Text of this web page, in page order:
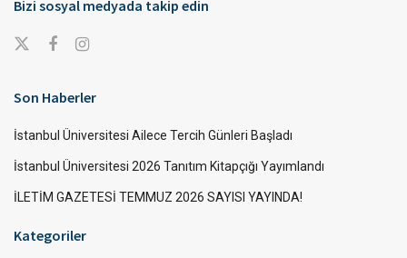
Bizi sosyal medyada takip edin
Son Haberler
İstanbul Üniversitesi Ailece Tercih Günleri Başladı
İstanbul Üniversitesi 2026 Tanıtım Kitapçığı Yayımlandı
İLETİM GAZETESİ TEMMUZ 2026 SAYISI YAYINDA!
Kategoriler